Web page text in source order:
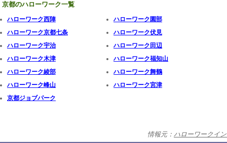
京都のハローワーク一覧
ハローワーク西陣
ハローワーク園部
ハローワーク京都七条
ハローワーク伏見
ハローワーク宇治
ハローワーク田辺
ハローワーク木津
ハローワーク福知山
ハローワーク綾部
ハローワーク舞鶴
ハローワーク峰山
ハローワーク宮津
京都ジョブパーク
情報元： ハローワークイ